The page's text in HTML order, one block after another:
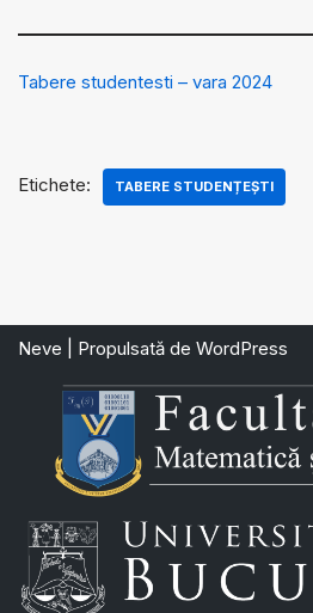
Tabere studentesti – vara 2024
Etichete: TABERE STUDENȚEȘTI
Neve | Propulsată de WordPress